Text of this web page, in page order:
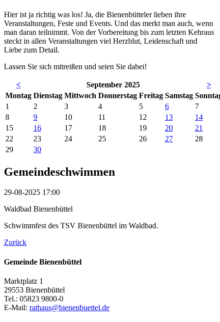
Hier ist ja richtig was los! Ja, die Bienenbütteler lieben ihre
Veranstaltungen, Feste und Events. Und das merkt man auch, wenn
man daran teilnimmt. Von der Vorbereitung bis zum letzten Kehraus
steckt in allen Veranstaltungen viel Herzblut, Leidenschaft und
Liebe zum Detail.
Lassen Sie sich mitreißen und seien Sie dabei!
< September 2025
>
Montag Dienstag Mittwoch Donnerstag Freitag Samstag So
1
2 3 4 5 6
7
8
9 10 11 12 13
14
15
16 17 18 19 20
21
22
23 24 25 26 27
28
29
30
Gemeindeschwimmen
29-08-2025 17:00
Waldbad Bienenbüttel
Schwimmfest des TSV Bienenbüttel im Waldbad.
Zurück
Gemeinde Bienenbüttel
Marktplatz 1
29553 Bienenbüttel
Tel.: 05823 9800-0
E-Mail: rathaus@bienenbuettel.de